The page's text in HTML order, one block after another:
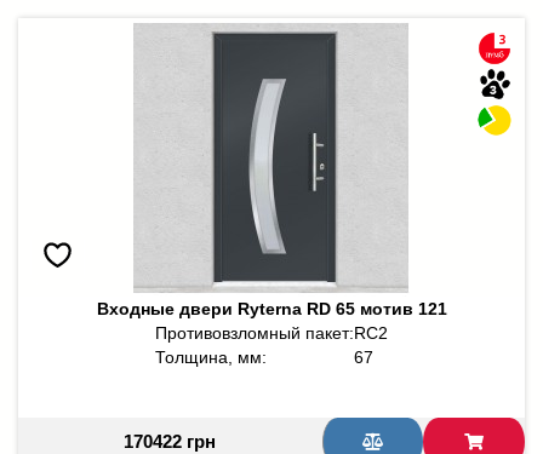
Входные двери Ryterna RD 65 мотив 121
Противовзломный пакет:RC2
Толщина, мм:
67
170422 грн